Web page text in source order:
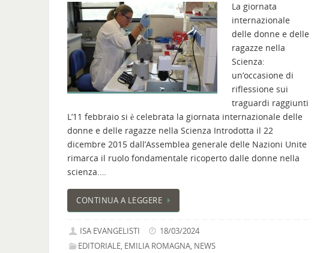
La giornata
internazionale
delle donne e delle
ragazze nella
Scienza:
un’occasione di
riflessione sui
traguardi raggiunti
L’11 febbraio si è celebrata la giornata internazionale delle
donne e delle ragazze nella Scienza Introdotta il 22
dicembre 2015 dall’Assemblea generale delle Nazioni Unite
rimarca il ruolo fondamentale ricoperto dalle donne nella
scienza.…
CONTINUA A LEGGERE
ISA EVANGELISTI
18/03/2024
EDITORIALE, EMILIA ROMAGNA, NEWS